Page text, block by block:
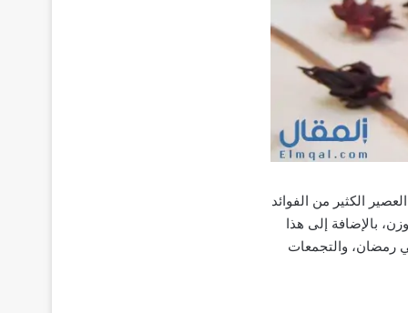
الكثير من الفوائد
بالإضافة إلى هذا
رمضان، والتجمعات